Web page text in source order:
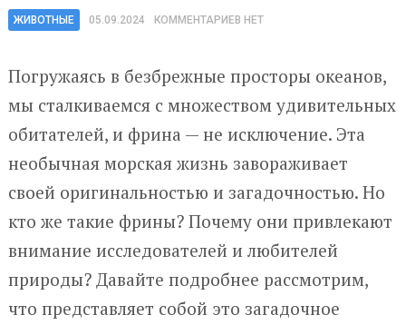
ЖИВОТНЫЕ 05.09.2024 КОММЕНТАРИЕВ НЕТ
Погружаясь в безбрежные просторы океанов,
мы сталкиваемся с множеством удивительных
обитателей, и фрина — не исключение. Эта
необычная морская жизнь завораживает
своей оригинальностью и загадочностью. Но
кто же такие фрины? Почему они привлекают
внимание исследователей и любителей
природы? Давайте подробнее рассмотрим,
что представляет собой это загадочное